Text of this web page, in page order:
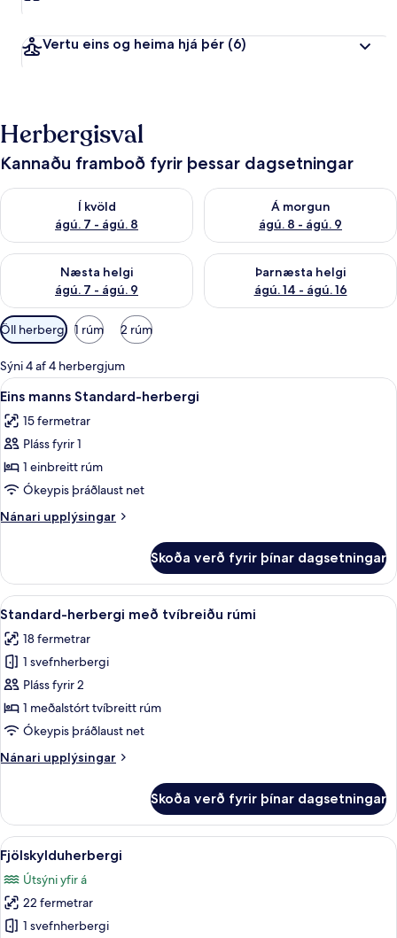
Vertu eins og heima hjá þér (6)
Herbergisval
Kannaðu framboð fyrir þessar dagsetningar
Í kvöld
ágú. 7 - ágú. 8
Athuga framboð í kvöld ágú. 7 - ágú. 8
Á morgun
ágú. 8 - ágú. 9
Athuga framboð á morgun
Næsta helgi
ágú. 7 - ágú. 9
Athuga framboð næstu helgi ágú. 7 - ágú. 9
Þarnæsta helgi
ágú. 14 - ágú. 16
Athuga framboð þarnæstu
Síur
í
boði
fyrir
herbergi
Öll herbergi 1 rúm 2 rúm
Sýni 4 af 4 herbergjum
Skoða
allar
myndir
fyrir
Eins
manns
Standard-
herbergi
Eins manns Standard-herbergi |
6
Eins manns Standard-herbergi
15 fermetrar
Pláss fyrir 1
1 einbreitt rúm
Ókeypis þráðlaust net
Nánari upplýsingar
Nánari
manns
Standard-
herbergi
Skoða verð fyrir þínar dagsetningar
Skoða
allar
myndir
fyrir
Standard-
herbergi
með
rúmi
Standard-herbergi með tvíbreiðu
8
Standard-herbergi með tvíbreiðu rúmi
18 fermetrar
1 svefnherbergi
Pláss fyrir 2
1 meðalstórt tvíbreitt rúm
Ókeypis þráðlaust net
Nánari upplýsingar
Nánari
herbergi
með
tvíbreiðu
rúmi
Skoða verð fyrir þínar dagsetningar
Skoða
allar
myndir
fyrir
Fjölskylduherbergi
Rúmföt af bestu gerð, dúnsængur,
5
Fjölskylduherbergi
Útsýni yfir á
22 fermetrar
1 svefnherbergi